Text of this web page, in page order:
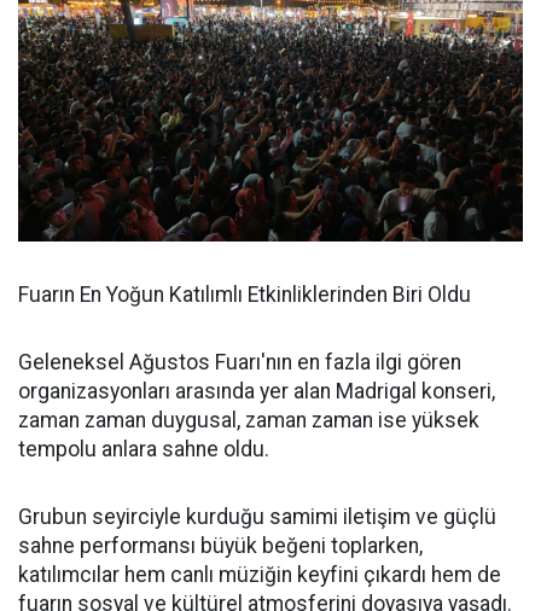
Fuarın En Yoğun Katılımlı Etkinliklerinden Biri Oldu
Geleneksel Ağustos Fuarı'nın en fazla ilgi gören
organizasyonları arasında yer alan Madrigal konseri,
zaman zaman duygusal, zaman zaman ise yüksek
tempolu anlara sahne oldu.
Grubun seyirciyle kurduğu samimi iletişim ve güçlü
sahne performansı büyük beğeni toplarken,
katılımcılar hem canlı müziğin keyfini çıkardı hem de
fuarın sosyal ve kültürel atmosferini doyasıya yaşadı.